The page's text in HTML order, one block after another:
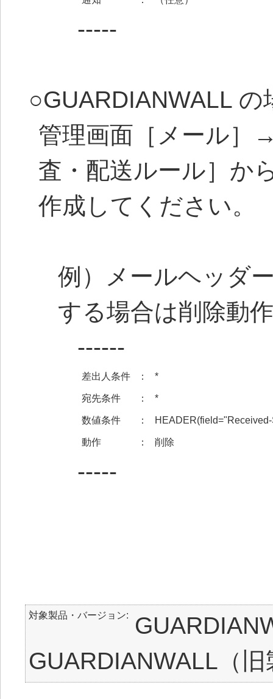
-----
○GUARDIANWALL の
管理画面［メール
査・配送ルール］か
作成してください。
例）メールヘッダ
する場合は削除動
------
差出人条件 ： *
宛先条件 ： *
数値条件 ：
動作 ： 削除
-----
対象製品・バージョン
GUARDIANWALL（旧